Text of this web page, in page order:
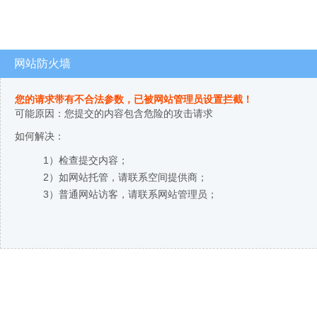
网站防火墙
您的请求带有不合法参数，已被网站管理员设置拦截！
可能原因：您提交的内容包含危险的攻击请求
如何解决：
1）检查提交内容；
2）如网站托管，请联系空间提供商；
3）普通网站访客，请联系网站管理员；